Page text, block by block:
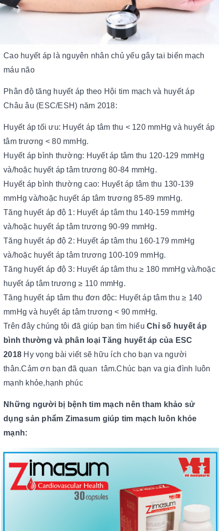
Cao huyết áp là nguyên nhân chủ yếu gây tai biến mạch
máu não
Phân độ tăng huyết áp theo Hội tim mạch và huyết áp
Châu âu (ESC/ESH) năm 2018:
Huyết áp tối ưu: Huyết áp tâm thu < 120 mmHg và huyết áp
tâm trương < 80 mmHg.
Huyết áp bình thường: Huyết áp tâm thu 120-129 mmHg
và/hoặc huyết áp tâm trương 80-84 mmHg.
Huyết áp bình thường cao: Huyết áp tâm thu 130-139
mmHg và/hoặc huyết áp tâm trương 85-89 mmHg.
Tăng huyết áp độ 1: Huyết áp tâm thu 140-159 mmHg
và/hoặc huyết áp tâm trương 90-99 mmHg.
Tăng huyết áp độ 2: Huyết áp tâm thu 160-179 mmHg
và/hoặc huyết áp tâm trương 100-109 mmHg.
Tăng huyết áp độ 3: Huyết áp tâm thu ≥ 180 mmHg và/hoặc
huyết áp tâm trương ≥ 110 mmHg.
Tăng huyết áp tâm thu đơn độc: Huyết áp tâm thu ≥ 140
mmHg và huyết áp tâm trương < 90 mmHg.
Trên đây chúng tôi đã giúp bạn tìm hiểu Chỉ số huyết áp
bình thường và phân loại Tăng huyết áp của ESC
2018 Hy vọng bài viết sẽ hữu ích cho bạn va người
thân.Cảm ơn bạn đã quan tâm.Chúc bạn va gia đình luôn
mạnh khỏe,hạnh phúc
Những người bị bệnh tim mạch nên tham khảo sử
dụng sản phẩm Zimasum giúp tim mạch luôn khỏe
mạnh: